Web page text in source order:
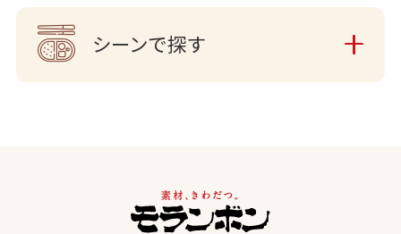
シーンで探す